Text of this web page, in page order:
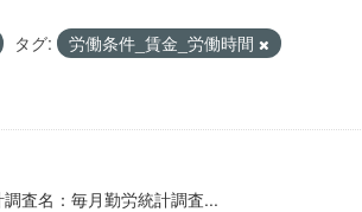
タグ:
労働条件_賃金_労働時間
査名：毎月勤労統計調査...